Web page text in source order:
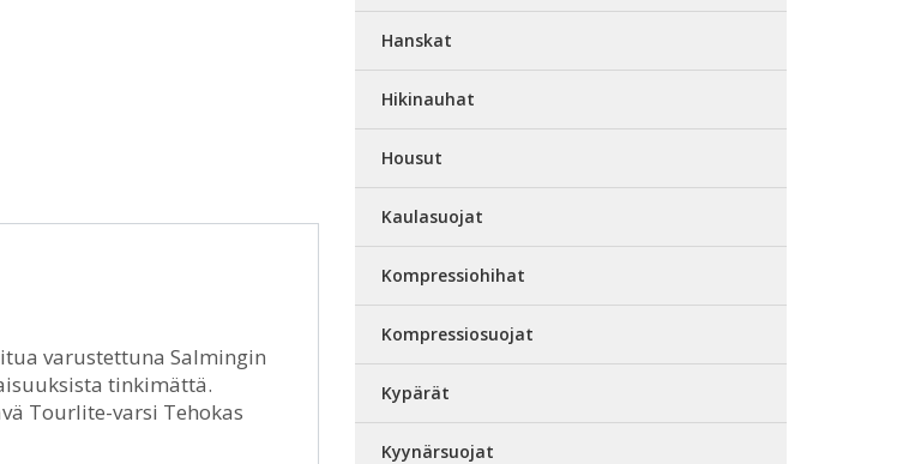
varustettuna Salmingin
tinkimättä.
Tourlite-varsi Tehokas
Hanskat
Hikinauhat
Housut
Kaulasuojat
Kompressiohihat
Kompressiosuojat
Kypärät
Kyynärsuojat